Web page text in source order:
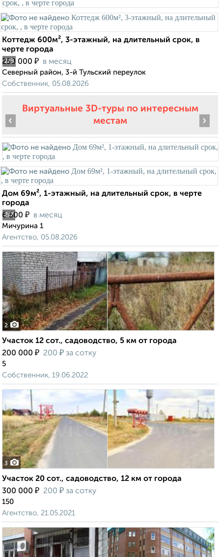
2/8
Коттедж 600м², 3-этажный, на длительный срок, в
черте города
250 000 ₽ в месяц
Северный район, 3-й Тульский переулок
Собственник, 05.08.2026
Виртуальные 3D-туры по интересным
местам
2/7
‹ ›
Дом 69м², 1-этажный, на длительный срок, в черте
города
6 500 ₽ в месяц
Мичурина 1
Агентство, 05.08.2026
2
Участок 12 сот., садоводство, 5 км от города
200 000 ₽ 200 ₽ за сотку
5
Собственник, 19.06.2022
3
Участок 20 сот., садоводство, 12 км от города
300 000 ₽ 200 ₽ за сотку
150
Агентство, 21.05.2021